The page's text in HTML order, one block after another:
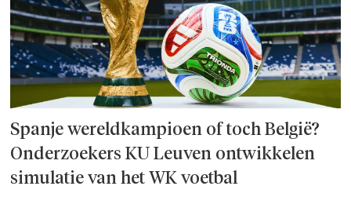
Spanje wereld­kampioen of toch België?
Onderzoek­ers KU Leuven ontwikkelen
simulatie van het WK voetbal